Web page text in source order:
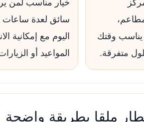
وقتك
متفرقة.
خيار مناسب لمن
سائق لعدة
اليوم مع إمكانية
المواعيد أو
ملقا بطريقة واضحة